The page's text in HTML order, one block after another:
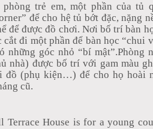
trẻ em, một phần của tủ
để cho hệ tủ bớt đặc, nặng
để được đồ chơi. Nơi bố trí bàn
cắt đi một phần để bàn học “chui
những góc nhỏ “bí mật”.Phòng
nhà) được bố trí với gam màu
đồ (phụ kiện…) để cho họ hoài
cũ.
Terrace House is for a young